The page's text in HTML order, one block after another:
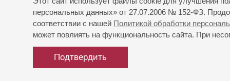
персональных данных» от 27.07.2006 № 152-ФЗ.
соответствии с нашей Политикой обработки
может повлиять на функциональность сайта. При
Подтвердить